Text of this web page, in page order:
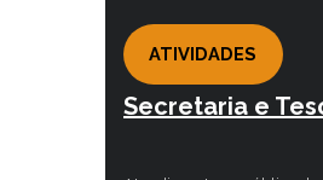
ATIVIDADES
Secretaria e